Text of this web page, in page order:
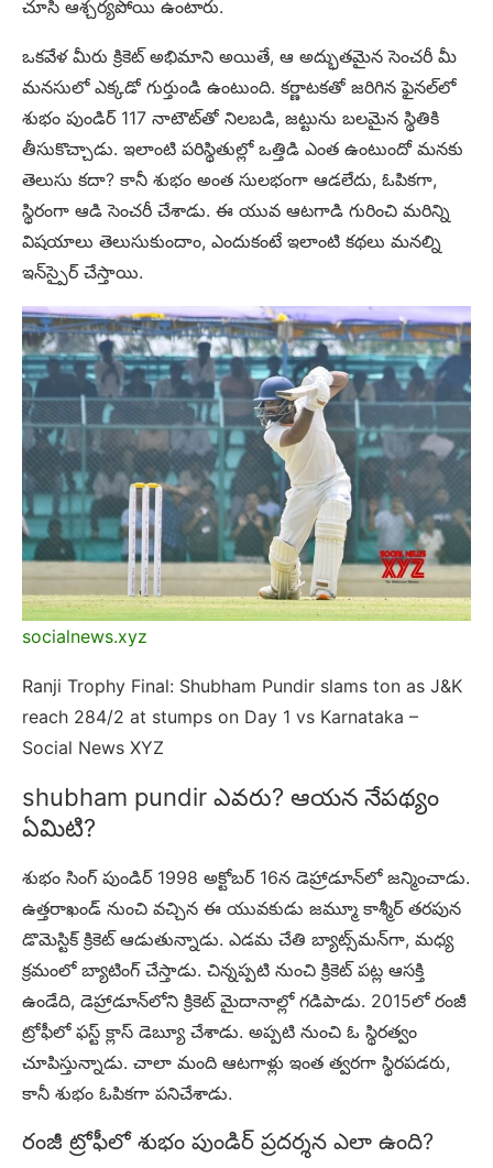
చూసి ఆశ్చర్యపోయి ఉంటారు.
ఒకవేళ మీరు క్రికెట్ అభిమాని అయితే, ఆ అద్భుతమైన సెంచరీ మీ
మనసులో ఎక్కడో గుర్తుండి ఉంటుంది. కర్ణాటకతో జరిగిన ఫైనల్‌లో
శుభం పుండిర్ 117 నాటౌట్‌తో నిలబడి, జట్టును బలమైన స్థితికి
తీసుకొచ్చాడు. ఇలాంటి పరిస్థితుల్లో ఒత్తిడి ఎంత ఉంటుందో మనకు
తెలుసు కదా? కానీ శుభం అంత సులభంగా ఆడలేదు, ఓపికగా,
స్థిరంగా ఆడి సెంచరీ చేశాడు. ఈ యువ ఆటగాడి గురించి మరిన్ని
విషయాలు తెలుసుకుందాం, ఎందుకంటే ఇలాంటి కథలు మనల్ని
ఇన్‌స్పైర్ చేస్తాయి.
socialnews.xyz
Ranji Trophy Final: Shubham Pundir slams ton as J&K
reach 284/2 at stumps on Day 1 vs Karnataka –
Social News XYZ
shubham pundir ఎవరు? ఆయన నేపథ్యం
ఏమిటి?
శుభం సింగ్ పుండిర్ 1998 అక్టోబర్ 16న డెహ్రాడూన్‌లో జన్మించాడు.
ఉత్తరాఖండ్ నుంచి వచ్చిన ఈ యువకుడు జమ్మూ కాశ్మీర్ తరపున
డొమెస్టిక్ క్రికెట్ ఆడుతున్నాడు. ఎడమ చేతి బ్యాట్స్‌మన్‌గా, మధ్య
క్రమంలో బ్యాటింగ్ చేస్తాడు. చిన్నప్పటి నుంచి క్రికెట్ పట్ల ఆసక్తి
ఉండేది, డెహ్రాడూన్‌లోని క్రికెట్ మైదానాల్లో గడిపాడు. 2015లో రంజీ
ట్రోఫీలో ఫస్ట్ క్లాస్ డెబ్యూ చేశాడు. అప్పటి నుంచి ఓ స్థిరత్వం
చూపిస్తున్నాడు. చాలా మంది ఆటగాళ్లు ఇంత త్వరగా స్థిరపడరు,
కానీ శుభం ఓపికగా పనిచేశాడు.
రంజీ ట్రోఫీలో శుభం పుండిర్ ప్రదర్శన ఎలా ఉంది?